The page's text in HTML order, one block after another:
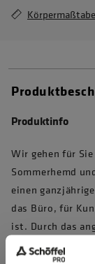
Produktinfo
Wir gehen für
Sommerhemd
einen
das Büro, für
ist. Durch das
optimalen